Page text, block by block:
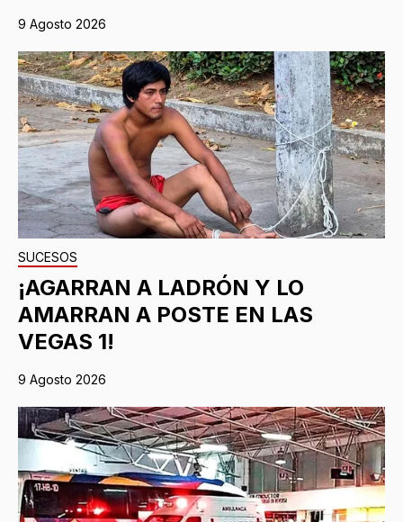
9 Agosto 2026
SUCESOS
¡AGARRAN A LADRÓN Y LO
AMARRAN A POSTE EN LAS
VEGAS 1!
9 Agosto 2026